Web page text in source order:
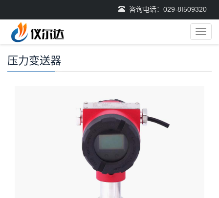
咨询电话：029-8I509320
导
航
压力变送器